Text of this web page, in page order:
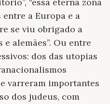
a Europa e a
se viu obrigado a
alemães”. Ou entre
dos das utopias
varreram importantes
dos judeus, com